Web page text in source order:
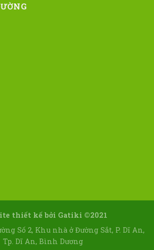
thiết kế bởi Gatiki ©2021
Số 2, Khu nhà ở Đường Sắt, P. Dĩ An,
Tp. Dĩ An, Bình Dương